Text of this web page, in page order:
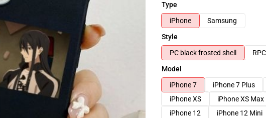
Type
iPhone
Samsung
Style
PC black frosted shell
Model
iPhone 7
iPhone 7 Plus
iPhone XS
iPhone XS Max
iPhone 12
iPhone 12 Mini